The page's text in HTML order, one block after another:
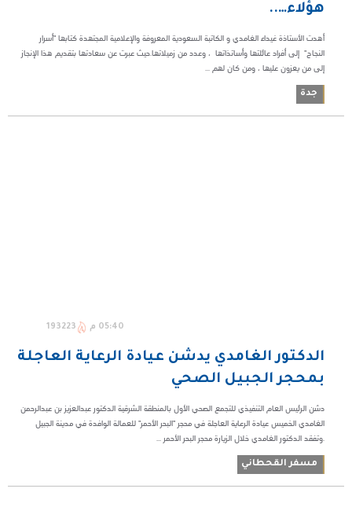
هؤلاء…..
أهدت الأستاذة غيداء الغامدي و الكاتبة السعودية المعروفة والإعلامية المجتهدة كتابها "أسرار
النجاح" إلى أفراد عائلتها وأساتذاتها ، وعدد من زميلاتها.حيث عبرت عن سعادتها بتقديم هذا الإنجاز
إلى من يعزون عليها ، ومن كان لهم ...
جدة
05:40 م 193223
الدكتور الغامدي يدشن عيادة الرعاية العاجلة
بمحجر الجبيل الصحي
دشن الرئيس العام التنفيذي للتجمع الصحي الأول بالمنطقة الشرقية الدكتور عبدالعزيز بن عبدالرحمن
الغامدي الخميس عيادة الرعاية العاجلة في محجر "البحر الأحمر" للعمالة الوافدة في مدينة الجبيل
.وتفقد الدكتور الغامدي خلال الزيارة محجر البحر الأحمر ...
مسفر القحطاني